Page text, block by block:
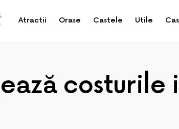
Atractii Orase Castele Utile